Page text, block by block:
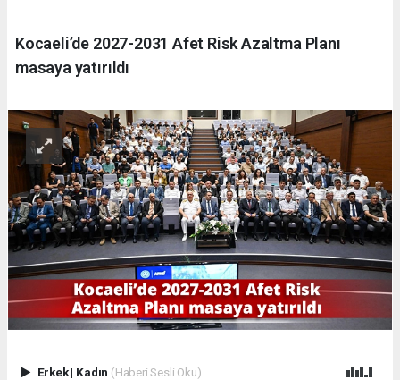
Kocaeli’de 2027-2031 Afet Risk Azaltma Planı
masaya yatırıldı
Erkek| Kadın (Haberi Sesli Oku)